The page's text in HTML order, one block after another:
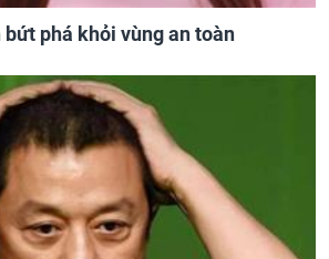
phá khỏi vùng an toàn